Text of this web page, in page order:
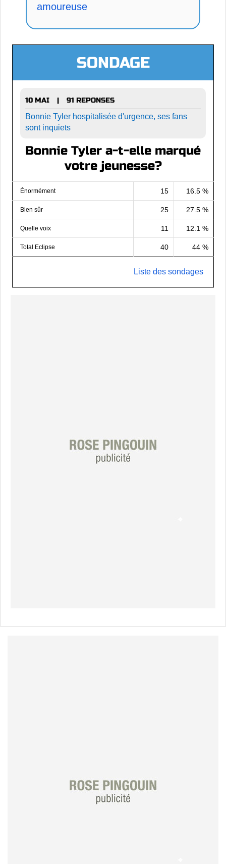
amoureuse
SONDAGE
10 MAI |
91 REPONSES
Bonnie Tyler hospitalisée d'urgence, ses fans
sont inquiets
Bonnie Tyler a-t-elle marqué
votre jeunesse?
Énormément 15 16.5 %
Bien sûr 25 27.5 %
Quelle voix 11 12.1 %
Total Eclipse 40 44 %
Liste des sondages